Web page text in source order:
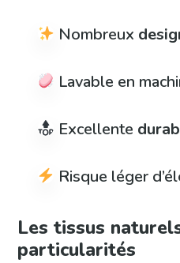
Nombreux
Lavable en
Excellente
Risque léger
Les tissus
particularités